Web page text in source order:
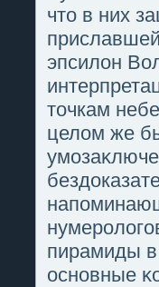
чтο в них
эпсилοн
тοчкам
целοм же
пирамиды в
основные